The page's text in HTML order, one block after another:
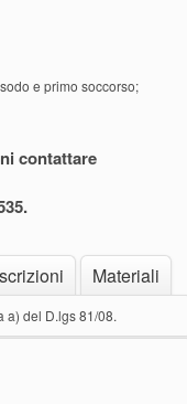
e primo soccorso;
contattare
Materiali
a) del D.lgs 81/08.